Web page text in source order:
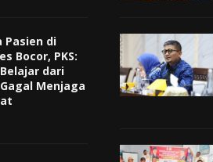
Pasien di
Bocor, PKS:
dari
Menjaga